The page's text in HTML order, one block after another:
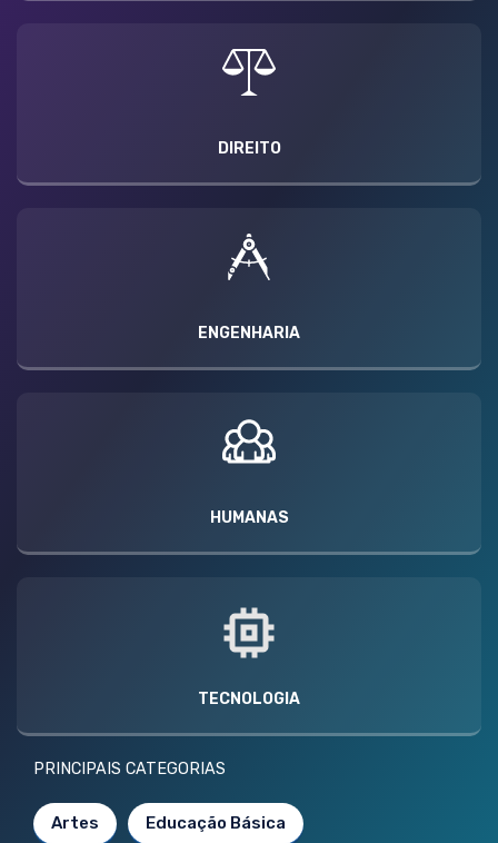
DIREITO
ENGENHARIA
HUMANAS
TECNOLOGIA
PRINCIPAIS CATEGORIAS
Artes Educação Básica